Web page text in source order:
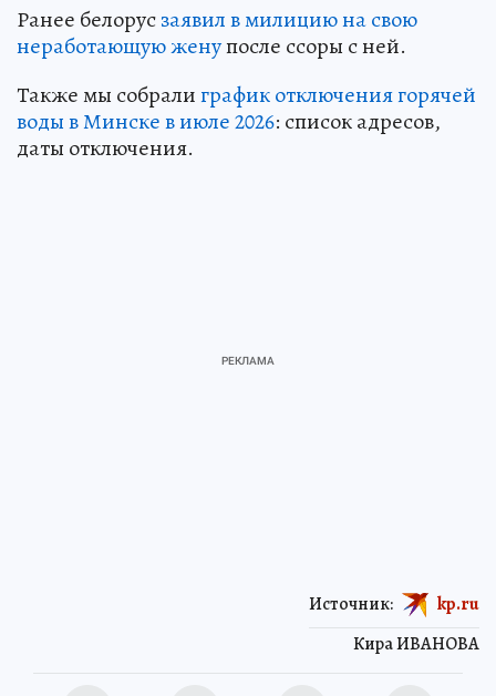
Ранее белорусзаявил в милицию на свою
неработающую женупосле ссоры с ней.
Также мы собралиграфик отключения горячей
воды в Минске в июле 2026: список адресов,
даты отключения.
Кира ИВАНОВА
Источник: kp.ru